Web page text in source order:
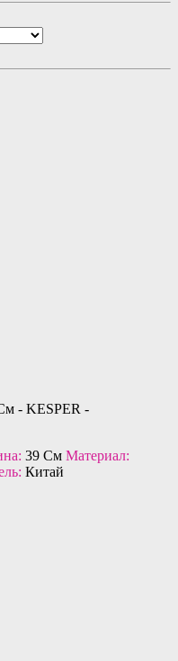
- KESPER -
39 См Материал:
Китай